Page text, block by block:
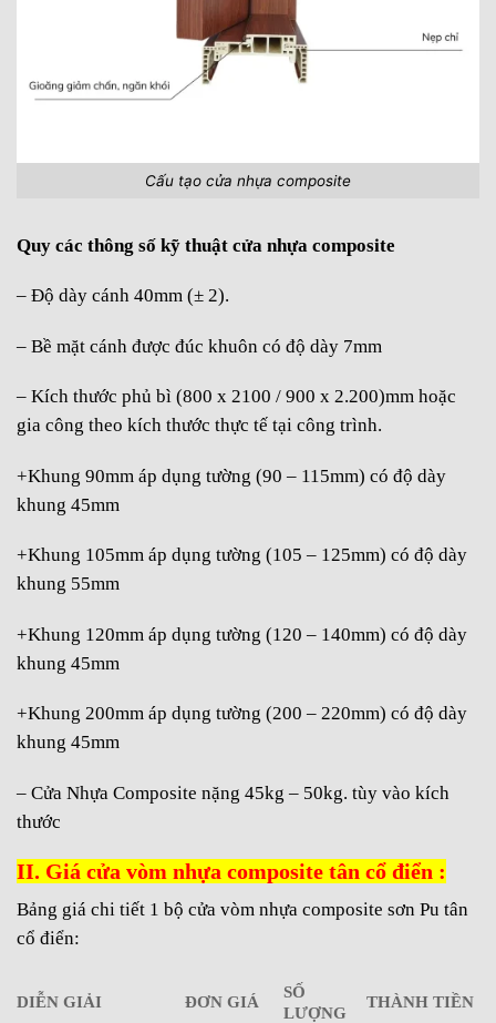
Cấu tạo cửa nhựa composite
Quy các thông số kỹ thuật cửa nhựa composite
– Độ dày cánh 40mm (± 2).
– Bề mặt cánh được đúc khuôn có độ dày 7mm
– Kích thước phủ bì (800 x 2100 / 900 x 2.200)mm hoặc
gia công theo kích thước thực tế tại công trình.
+Khung 90mm áp dụng tường (90 – 115mm) có độ dày
khung 45mm
+Khung 105mm áp dụng tường (105 – 125mm) có độ dày
khung 55mm
+Khung 120mm áp dụng tường (120 – 140mm) có độ dày
khung 45mm
+Khung 200mm áp dụng tường (200 – 220mm) có độ dày
khung 45mm
– Cửa Nhựa Composite nặng 45kg – 50kg. tùy vào kích
thước
II. Giá cửa vòm nhựa composite tân cổ điển :
Bảng giá chi tiết 1 bộ cửa vòm nhựa composite sơn Pu tân
cổ điển:
DIỄN GIẢI ĐƠN GIÁ
SỐ
LƯỢNG
THÀNH TIỀN